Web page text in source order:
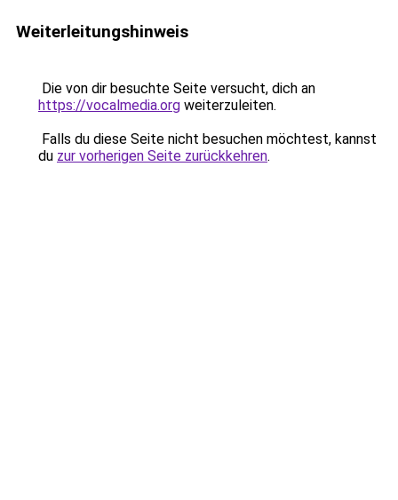
Weiterleitungshinweis
Die von dir besuchte Seite versucht, dich an
https://vocalmedia.org weiterzuleiten.
Falls du diese Seite nicht besuchen möchtest, kannst
du zur vorherigen Seite zurückkehren.